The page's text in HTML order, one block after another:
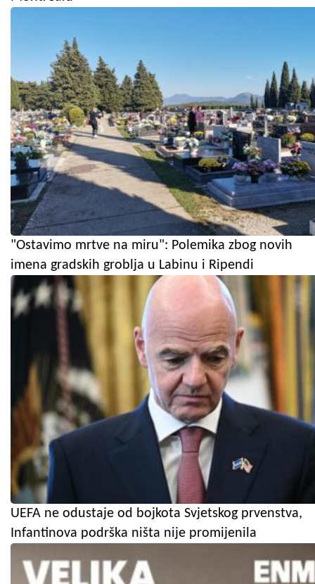
"Ostavimo mrtve na miru": Polemika zbog novih
imena gradskih groblja u Labinu i Ripendi
UEFA ne odustaje od bojkota Svjetskog prvenstva,
Infantinova podrška ništa nije promijenila